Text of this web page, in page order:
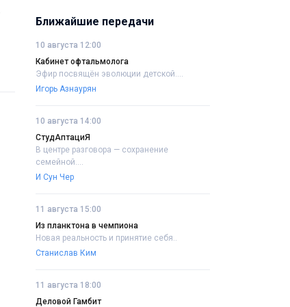
Ближайшие передачи
10 августа 12:00
Кабинет офтальмолога
Эфир посвящён эволюции детской....
Игорь Азнаурян
10 августа 14:00
СтудАптациЯ
В центре разговора — сохранение
семейной....
И Сун Чер
11 августа 15:00
Из планктона в чемпиона
Новая реальность и принятие себя..
Станислав Ким
11 августа 18:00
Деловой Гамбит